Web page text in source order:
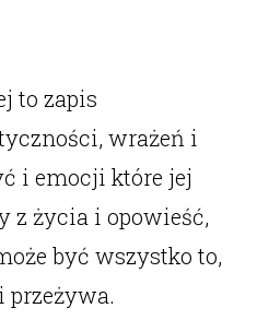
to zapis
wrażeń i
i emocji które jej
z życia i opowieść,
być wszystko to,
przeżywa.